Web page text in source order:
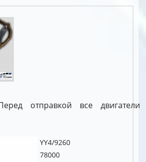
отправкой все двигатели
YY4/9260
78000